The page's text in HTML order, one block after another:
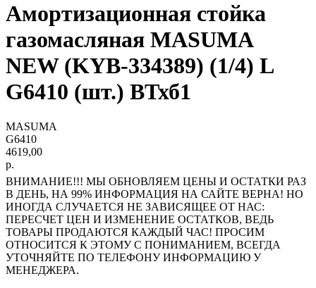
Амортизационная стойка
газомасляная MASUMA
NEW (KYB-334389) (1/4) L
G6410 (шт.) ВТхб1
MASUMA
G6410
4619,00
р.
ВНИМАНИЕ!!! МЫ ОБНОВЛЯЕМ ЦЕНЫ И ОСТАТКИ РАЗ
В ДЕНЬ, НА 99% ИНФОРМАЦИЯ НА САЙТЕ ВЕРНА! НО
ИНОГДА СЛУЧАЕТСЯ НЕ ЗАВИСЯЩЕЕ ОТ НАС:
ПЕРЕСЧЕТ ЦЕН И ИЗМЕНЕНИЕ ОСТАТКОВ, ВЕДЬ
ТОВАРЫ ПРОДАЮТСЯ КАЖДЫЙ ЧАС! ПРОСИМ
ОТНОСИТСЯ К ЭТОМУ С ПОНИМАНИЕМ, ВСЕГДА
УТОЧНЯЙТЕ ПО ТЕЛЕФОНУ ИНФОРМАЦИЮ У
МЕНЕДЖЕРА.